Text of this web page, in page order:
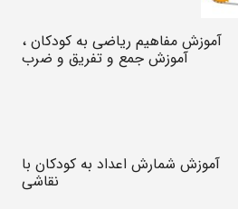
آموزش مفاهیم ریاضی به کودکان ،
آموزش جمع و تفریق و ضرب
آموزش شمارش اعداد به کودکان با
نقاشی